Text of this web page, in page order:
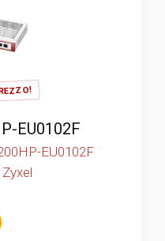
EU0102F
EU0102F
Zyxel